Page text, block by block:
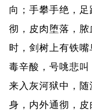
向；手攀手绝，
彻，皮肉堕落，脓
时，剑树上有铁
毒辛酸，号咷悲
来入灰河狱中，
身，内外通彻，